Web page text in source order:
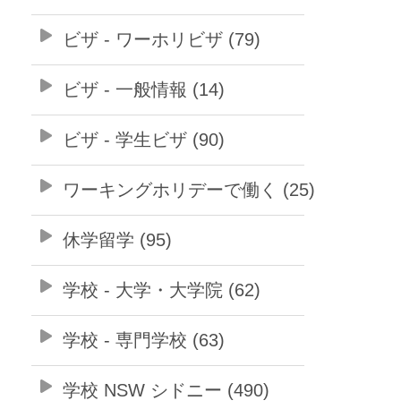
ビザ - ワーホリビザ (79)
ビザ - 一般情報 (14)
ビザ - 学生ビザ (90)
ワーキングホリデーで働く (25)
休学留学 (95)
学校 - 大学・大学院 (62)
学校 - 専門学校 (63)
学校 NSW シドニー (490)